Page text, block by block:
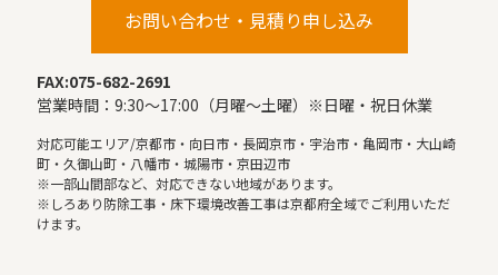
お問い合わせ・見積り申し込み
FAX:075-682-2691
営業時間：9:30〜17:00（月曜〜土曜）※日曜・祝日休業
対応可能エリア/京都市・向日市・長岡京市・宇治市・亀岡市・大山崎
町・久御山町・八幡市・城陽市・京田辺市
※一部山間部など、対応できない地域があります。
※しろあり防除工事・床下環境改善工事は京都府全域でご利用いただ
けます。